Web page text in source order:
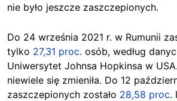
nie było jeszcze zaszczepionych.
Do 24 września 2021 r. w Rumunii
tylko 27,31 proc. osób, według
Uniwersytet Johnsa Hopkinsa w
niewiele się zmieniła. Do 12
zaszczepionych zostało 28,58 proc.